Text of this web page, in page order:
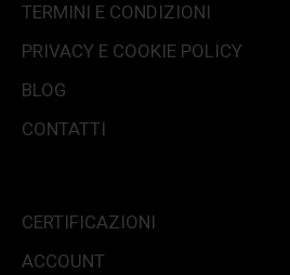
TERMINI E CONDIZIONI
PRIVACY E COOKIE POLICY
BLOG
CONTATTI
CERTIFICAZIONI
ACCOUNT